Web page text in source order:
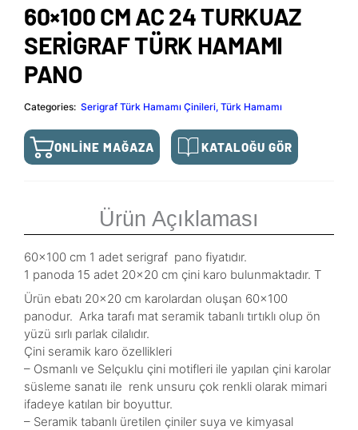
60×100 CM AC 24 TURKUAZ
SERIGRAF TÜRK HAMAMI
PANO
Categories: Serigraf Türk Hamamı Çinileri, Türk Hamamı
ONLINE MAĞAZA KATALOĞU GÖR
Ürün Açıklaması
60×100 cm 1 adet serigraf pano fiyatıdır.
1 panoda 15 adet 20×20 cm çini karo bulunmaktadır. T
Ürün ebatı 20×20 cm karolardan oluşan 60×100
panodur. Arka tarafı mat seramik tabanlı tırtıklı olup ön
yüzü sırlı parlak cilalıdır.
Çini seramik karo özellikleri
– Osmanlı ve Selçuklu çini motifleri ile yapılan çini karolar
süsleme sanatı ile renk unsuru çok renkli olarak mimari
ifadeye katılan bir boyuttur.
– Seramik tabanlı üretilen çiniler suya ve kimyasal